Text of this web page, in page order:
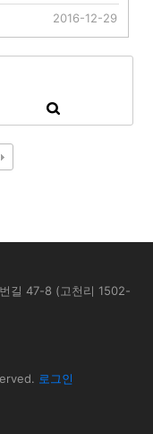
2016-12-29
길 47-8 (고천리 1502-
로그인